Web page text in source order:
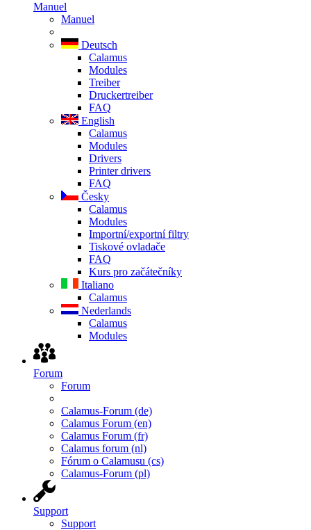
Manuel
Manuel
Deutsch
Calamus
Modules
Treiber
Druckertreiber
FAQ
English
Calamus
Modules
Drivers
Printer drivers
FAQ
Česky
Calamus
Modules
Importní/exportní filtry
Tiskové ovladače
FAQ
Kurs pro začátečníky
Italiano
Calamus
Nederlands
Calamus
Modules
Forum
Forum
Calamus-Forum (de)
Calamus Forum (en)
Calamus Forum (fr)
Calamus forum (nl)
Fórum o Calamusu (cs)
Calamus-Forum (pl)
Support
Support